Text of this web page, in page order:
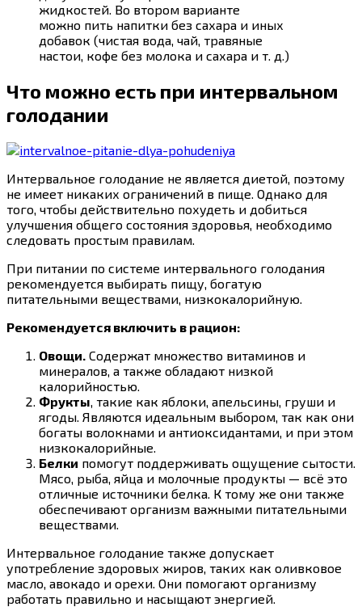
жидкостей. Во втором варианте
можно пить напитки без сахара и иных
добавок (чистая вода, чай, травяные
настои, кофе без молока и сахара и т. д.)
Что можно есть при интервальном
голодании
Интервальное голодание не является диетой, поэтому
не имеет никаких ограничений в пище. Однако для
того, чтобы действительно похудеть и добиться
улучшения общего состояния здоровья, необходимо
следовать простым правилам.
При питании по системе интервального голодания
рекомендуется выбирать пищу, богатую
питательными веществами, низкокалорийную.
Рекомендуется включить в рацион:
Овощи. Содержат множество витаминов и
минералов, а также обладают низкой
калорийностью.
Фрукты, такие как яблоки, апельсины, груши и
ягоды. Являются идеальным выбором, так как они
богаты волокнами и антиоксидантами, и при этом
низкокалорийные.
Белки помогут поддерживать ощущение сытости.
Мясо, рыба, яйца и молочные продукты — всё это
отличные источники белка. К тому же они также
обеспечивают организм важными питательными
веществами.
Интервальное голодание также допускает
употребление здоровых жиров, таких как оливковое
масло, авокадо и орехи. Они помогают организму
работать правильно и насыщают энергией.